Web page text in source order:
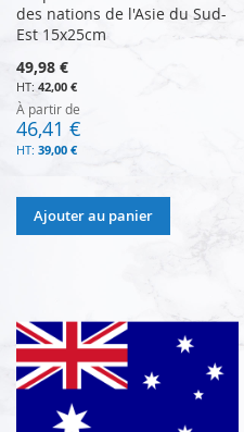
des nations de l'Asie du Sud-
Est 15x25cm
49,98 €
42,00 €
À partir de
46,41 €
39,00 €
Ajouter au panier